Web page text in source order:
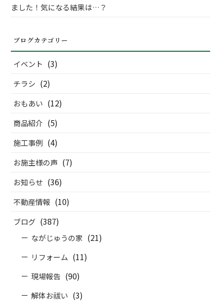
ました！気になる結果は…？
ブログカテゴリー
イベント (3)
チラシ (2)
おもあい (12)
商品紹介 (5)
施工事例 (4)
お施主様の声 (7)
お知らせ (36)
不動産情報 (10)
ブログ (387)
ながじゅうの家 (21)
リフォーム (11)
現場報告 (90)
解体お祓い (3)